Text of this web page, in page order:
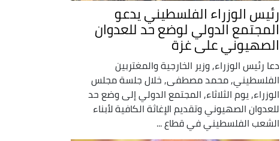
رئيس الوزراء الفلسطيني يدعو
المجتمع الدولي لوضع حد للعدوان
الصهيوني على غزة
دعا رئيس الوزراء, وزير الخارجية والمغتربين
الفلسطيني, محمد مصطفى, خلال جلسة مجلس
الوزراء, يوم الثلاثاء, المجتمع الدولي إلى وضع حد
للعدوان الصهيوني وتقديم الإغاثة الكافية لأبناء
الشعب الفلسطيني في قطاع ...